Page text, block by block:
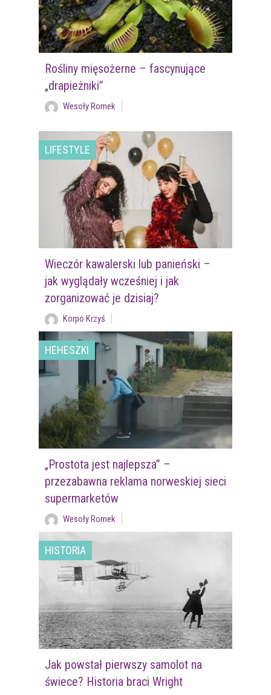
Rośliny mięsożerne – fascynujące
„drapieżniki”
Wesoły Romek
LIFESTYLE
Wieczór kawalerski lub panieński –
jak wyglądały wcześniej i jak
zorganizować je dzisiaj?
Korpo Krzyś
HEHESZKI
„Prostota jest najlepsza” –
przezabawna reklama norweskiej sieci
supermarketów
Wesoły Romek
HISTORIA
Jak powstał pierwszy samolot na
świece? Historia braci Wright